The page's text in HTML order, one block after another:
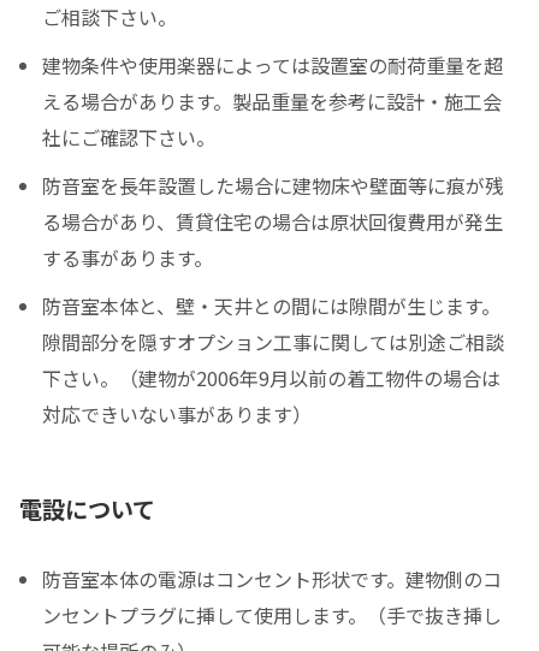
ご相談下さい。
建物条件や使用楽器によっては設置室の耐荷重量を超
える場合があります。製品重量を参考に設計・施工会
社にご確認下さい。
防音室を長年設置した場合に建物床や壁面等に痕が残
る場合があり、賃貸住宅の場合は原状回復費用が発生
する事があります。
防音室本体と、壁・天井との間には隙間が生じます。
隙間部分を隠すオプション工事に関しては別途ご相談
下さい。（建物が2006年9月以前の着工物件の場合は
対応できいない事があります）
電設について
防音室本体の電源はコンセント形状です。建物側のコ
ンセントプラグに挿して使用します。（手で抜き挿し